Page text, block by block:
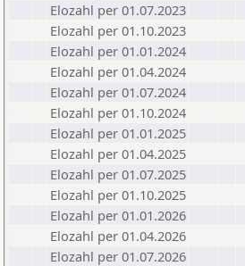
Elozahl per 01.07.2023
Elozahl per 01.10.2023
Elozahl per 01.01.2024
Elozahl per 01.04.2024
Elozahl per 01.07.2024
Elozahl per 01.10.2024
Elozahl per 01.01.2025
Elozahl per 01.04.2025
Elozahl per 01.07.2025
Elozahl per 01.10.2025
Elozahl per 01.01.2026
Elozahl per 01.04.2026
Elozahl per 01.07.2026